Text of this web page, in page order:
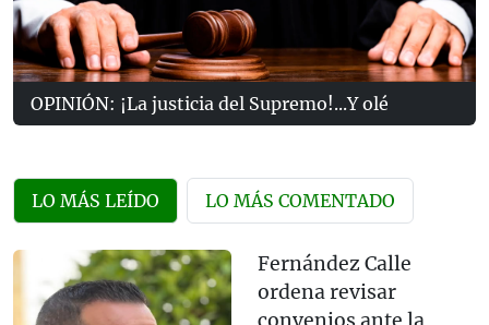
OPINIÓN: ¡La justicia del Supremo!...Y olé
LO MÁS LEÍDO LO MÁS COMENTADO
Fernández Calle
ordena revisar